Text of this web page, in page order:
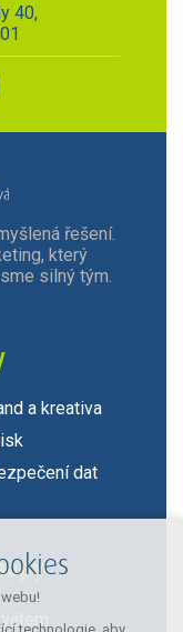
40,
řešení.
který
silný tým.
a kreativa
dat